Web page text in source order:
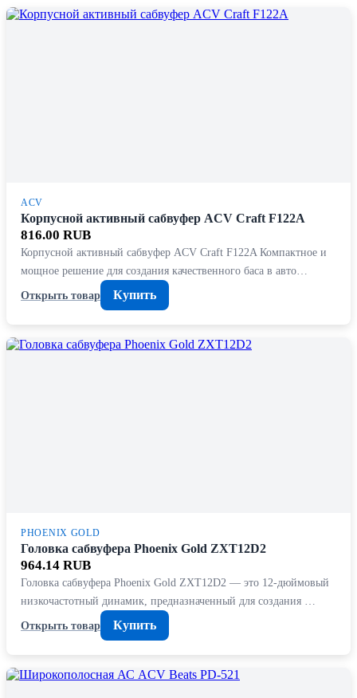
ACV
Корпусной активный сабвуфер ACV Craft F122A
816.00 RUB
Корпусной активный сабвуфер ACV Craft F122A Компактное и
мощное решение для создания качественного баса в авто…
Открыть товар
Купить
PHOENIX GOLD
Головка сабвуфера Phoenix Gold ZXT12D2
964.14 RUB
Головка сабвуфера Phoenix Gold ZXT12D2 — это 12-дюймовый
низкочастотный динамик, предназначенный для создания …
Открыть товар
Купить